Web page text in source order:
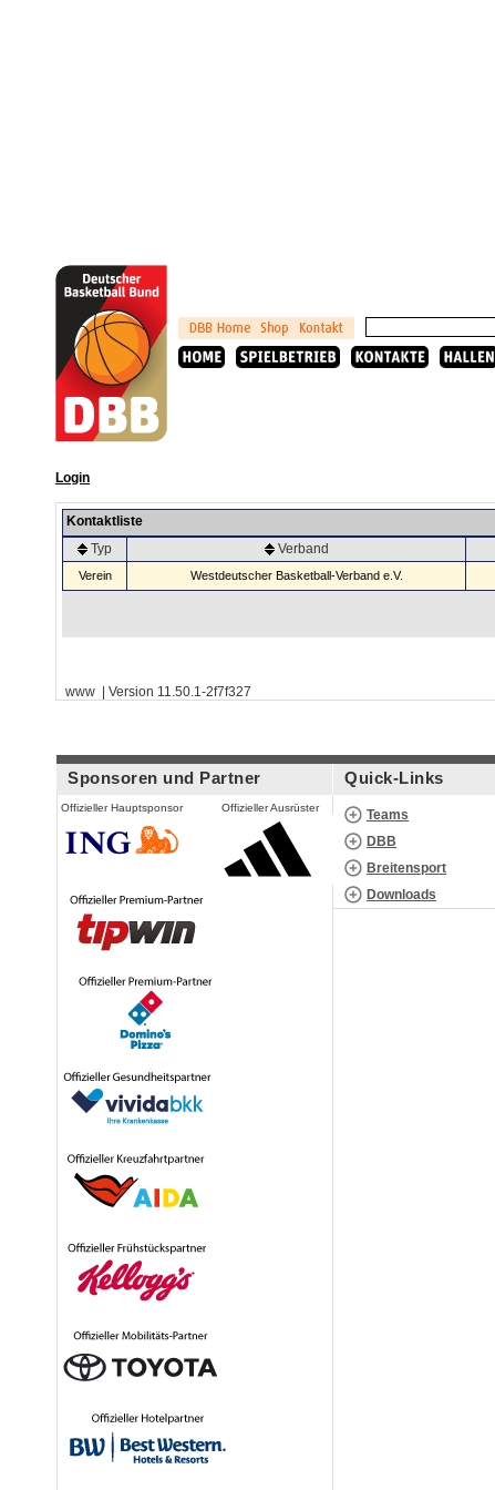
Login
Kontaktliste
Typ
Verband
Verein Westdeutscher Basketball-Verband e.V.
www | Version 11.50.1-2f7f327
Sponsoren und Partner
Offizieller Hauptsponsor Offizieller Ausrüster
Quick-Links
Teams
DBB
Breitensport
Downloads